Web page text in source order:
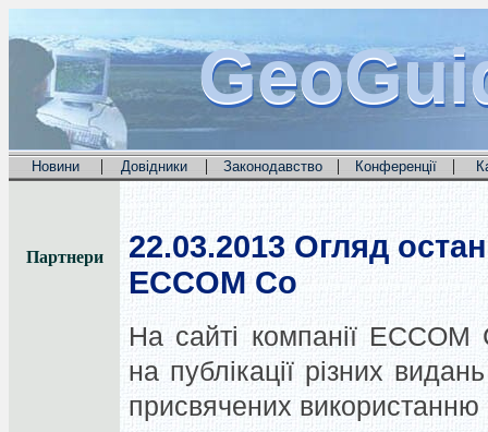
Новини | Довідники | Законодавство | Конференції |
Партнери 22.03.2013 Огляд
ECCOM Co
На сайті компанії
на публікації різних
присвячених використанню